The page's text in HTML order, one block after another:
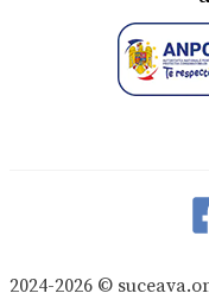
2024-2026 ©